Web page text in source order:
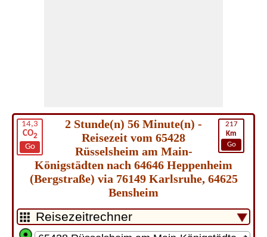
14,3
CO2
Go
217
Km
Go
2 Stunde(n) 56 Minute(n) -
Reisezeit vom 65428
Rüsselsheim am Main-
Königstädten nach 64646 Heppenheim
(Bergstraße) via 76149 Karlsruhe, 64625
Bensheim